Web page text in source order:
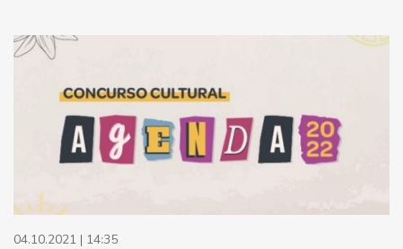
04.10.2021 | 14:35